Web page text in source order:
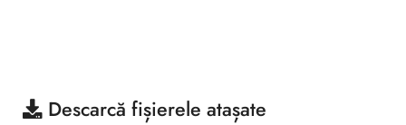
Descarcă fișierele atașate